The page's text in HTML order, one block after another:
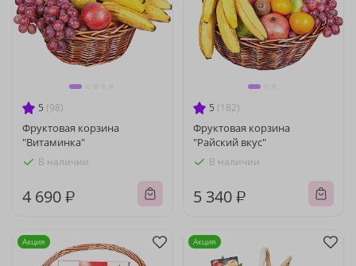
5 (98)
Фруктовая корзина
"Витаминка"
В наличии
4 690 ₽
5 (182)
Фруктовая корзина
"Райский вкус"
В наличии
5 340 ₽
Акция Акция